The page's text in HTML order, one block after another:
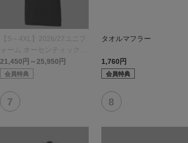
【S～4XL】2026/27ユニフ
ォーム オーセンティックモ
デル:GK
21,450円～25,950円
会員特典
タオルマフラー
1,760円
会員特典